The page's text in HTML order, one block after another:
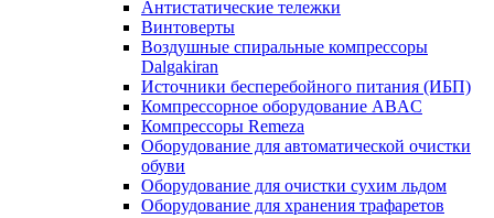
Антистатические тележки
Винтоверты
Воздушные спиральные компрессоры
Dalgakiran
Источники бесперебойного питания (ИБП)
Компрессорное оборудование ABAC
Компрессоры Remeza
Оборудование для автоматической очистки
обуви
Оборудование для очистки сухим льдом
Оборудование для хранения трафаретов